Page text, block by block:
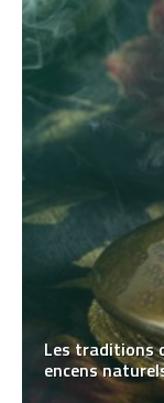
Les traditions
encens